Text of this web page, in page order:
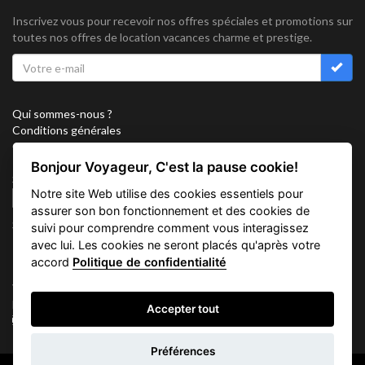
d'informations
Inscrivez vous pour recevoir nos offres spéciales et promotions sur
toutes nos offres de location vacances charme et prestige.
Qui sommes-nous ?
Conditions générales
Confidentialité
Partenariat
Sitemap
Cookies
Suivez nous sur
Vacation Key Corp. 2905 Point East Drive #L-215. Aventura.
FLORIDA 33160.
Bonjour Voyageur, C'est la pause cookie!
Notre site Web utilise des cookies essentiels pour
assurer son bon fonctionnement et des cookies de
suivi pour comprendre comment vous interagissez
avec lui. Les cookies ne seront placés qu'après votre
accord Politique de confidentialité
Accepter tout
Préférences